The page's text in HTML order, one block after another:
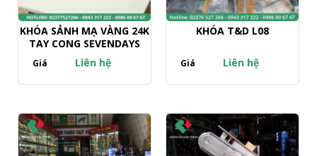
KHÓA SẢNH MẠ VÀNG 24K
TAY CONG SEVENDAYS
Giá Liên hệ
KHÓA T&D L08
Giá Liên hệ